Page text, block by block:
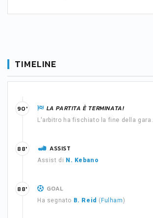
TIMELINE
LA PARTITA È TERMINATA!
L'arbitro ha fischiato la fine della gara.
90'
ASSIST
Assist di N. Kebano
88'
GOAL
Ha segnato B. Reid ( Fulham)
88'